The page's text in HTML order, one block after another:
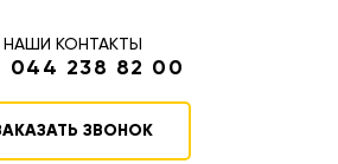
НАШИ КОНТАКТЫ
044 238 82 00
ЗВОНОК